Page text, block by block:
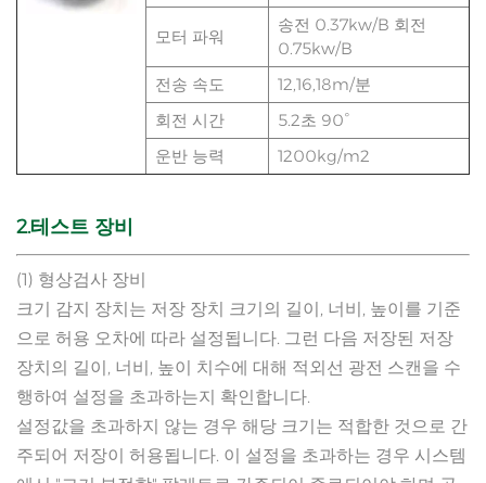
모터 파워
송전 0.37kw/B 회전
0.75kw/B
전송 속도
12,16,18m/분
회전 시간
5.2초 90°
운반 능력
1200kg/m2
2.테스트 장비
(1) 형상검사 장비
크기 감지 장치는 저장 장치 크기의 길이, 너비, 높이를 기준
으로 허용 오차에 따라 설정됩니다. 그런 다음 저장된 저장
장치의 길이, 너비, 높이 치수에 대해 적외선 광전 스캔을 수
행하여 설정을 초과하는지 확인합니다.
설정값을 초과하지 않는 경우 해당 크기는 적합한 것으로 간
주되어 저장이 허용됩니다. 이 설정을 초과하는 경우 시스템